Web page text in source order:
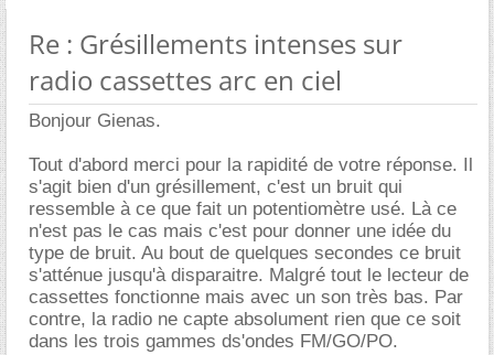
Re : Grésillements intenses sur
radio cassettes arc en ciel
Bonjour Gienas.
Tout d'abord merci pour la rapidité de votre réponse. Il
s'agit bien d'un grésillement, c'est un bruit qui
ressemble à ce que fait un potentiomètre usé. Là ce
n'est pas le cas mais c'est pour donner une idée du
type de bruit. Au bout de quelques secondes ce bruit
s'atténue jusqu'à disparaitre. Malgré tout le lecteur de
cassettes fonctionne mais avec un son très bas. Par
contre, la radio ne capte absolument rien que ce soit
dans les trois gammes ds'ondes FM/GO/PO.